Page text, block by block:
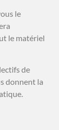
le
le matériel
de
donnent la